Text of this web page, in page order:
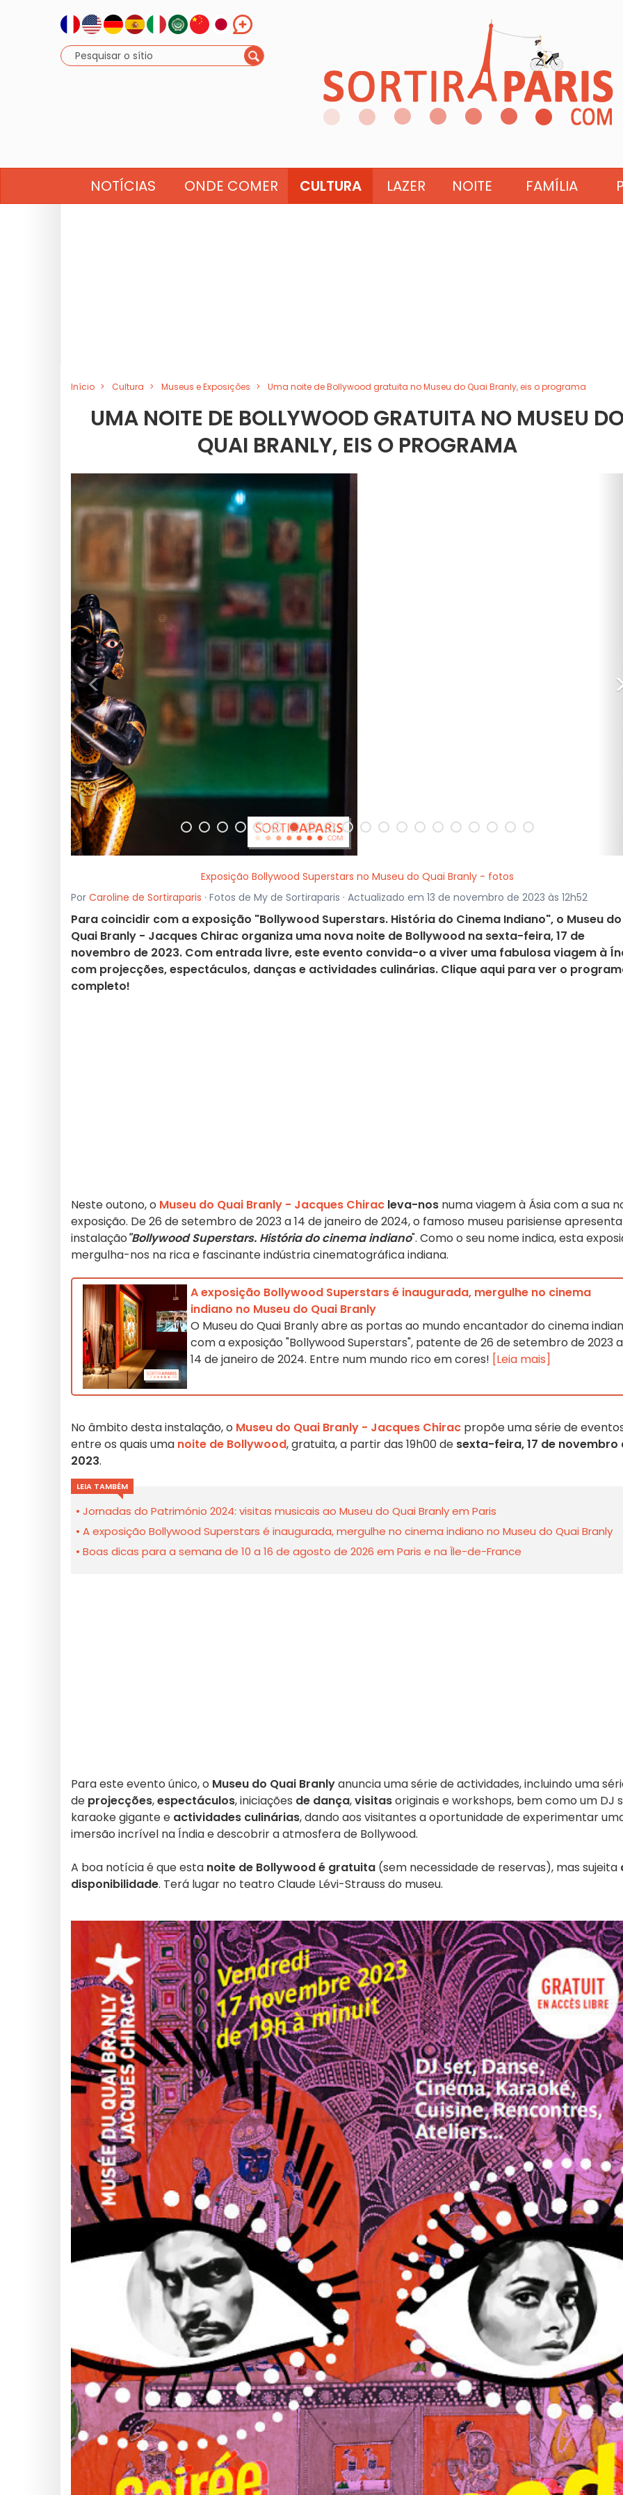
NOTÍCIAS ONDE COMER CULTURA LAZER NOITE FAMÍLIA
Início Cultura Museus e Exposições Uma noite de Bollywood gratuita no Museu do Quai Branly, eis o programa
UMA NOITE DE BOLLYWOOD GRATUITA NO MUSEU
QUAI BRANLY, EIS O PROGRAMA
<
Exposição Bollywood Superstars no Museu do Quai Branly - fotos
Por Caroline de Sortiraparis · Fotos de My de Sortiraparis · Actualizado em 13 de novembro de 2023 às 12h52
Para coincidir com a exposição "Bollywood Superstars. História do Cinema Indiano", o Museu do
Quai Branly - Jacques Chirac organiza uma nova noite de Bollywood na sexta-feira, 17 de
novembro de 2023. Com entrada livre, este evento convida-o a viver uma fabulosa viagem à
com projecções, espectáculos, danças e actividades culinárias. Clique aqui para ver o
completo!
Neste outono, o Museu do Quai Branly - Jacques Chirac leva-nos numa viagem à Ásia com a sua
exposição. De 26 de setembro de 2023 a 14 de janeiro de 2024, o famoso museu parisiense
instalação"Bollywood Superstars. História do cinema indiano". Como o seu nome indica, esta
mergulha-nos na rica e fascinante indústria cinematográfica indiana.
A exposição Bollywood Superstars é inaugurada, mergulhe no cinema
indiano no Museu do Quai Branly
O Museu do Quai Branly abre as portas ao mundo encantador do cinema
com a exposição "Bollywood Superstars", patente de 26 de setembro de 2023 a
14 de janeiro de 2024. Entre num mundo rico em cores! [Leia mais]
No âmbito desta instalação, o Museu do Quai Branly - Jacques Chirac propõe uma série de
entre os quais uma noite de Bollywood, gratuita, a partir das 19h00 de sexta-feira, 17 de novembro
2023.
LEIA TAMBÉM
Jornadas do Património 2024: visitas musicais ao Museu do Quai Branly em Paris
A exposição Bollywood Superstars é inaugurada, mergulhe no cinema indiano no Museu do Quai Branly
Boas dicas para a semana de 10 a 16 de agosto de 2026 em Paris e na Île-de-France
Para este evento único, o Museu do Quai Branlyanuncia uma série de actividades, incluindo uma
de projecções,espectáculos, iniciações de dança,visitasoriginais e workshops, bem como um DJ
karaoke gigante e actividades culinárias, dando aos visitantes a oportunidade de experimentar
imersão incrível na Índia e descobrir a atmosfera de Bollywood.
A boa notícia é que esta noite de Bollywood é gratuita (sem necessidade de reservas), mas sujeita
disponibilidade. Terá lugar no teatro Claude Lévi-Strauss do museu.